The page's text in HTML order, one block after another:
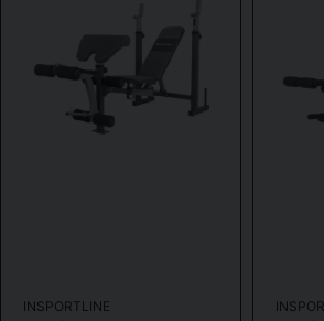
INSPORTLINE